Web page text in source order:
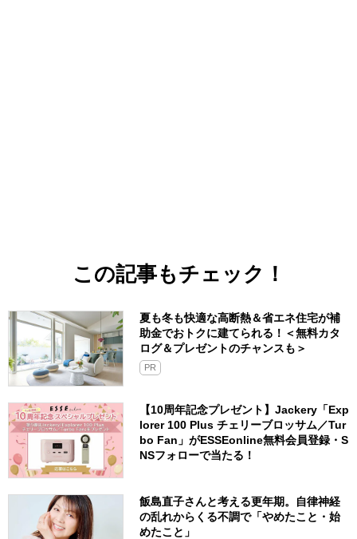
この記事もチェック！
夏も冬も快適な高断熱＆省エネ住宅が補
助金でおトクに建てられる！＜無料カタ
ログ＆プレゼントのチャンスも＞
PR
【10周年記念プレゼント】Jackery「Exp
lorer 100 Plus チェリーブロッサム／Tur
bo Fan」がESSEonline無料会員登録・S
NSフォローで当たる！
飯島直子さんと考える更年期。自律神経
の乱れからくる不調で「やめたこと・始
めたこと」